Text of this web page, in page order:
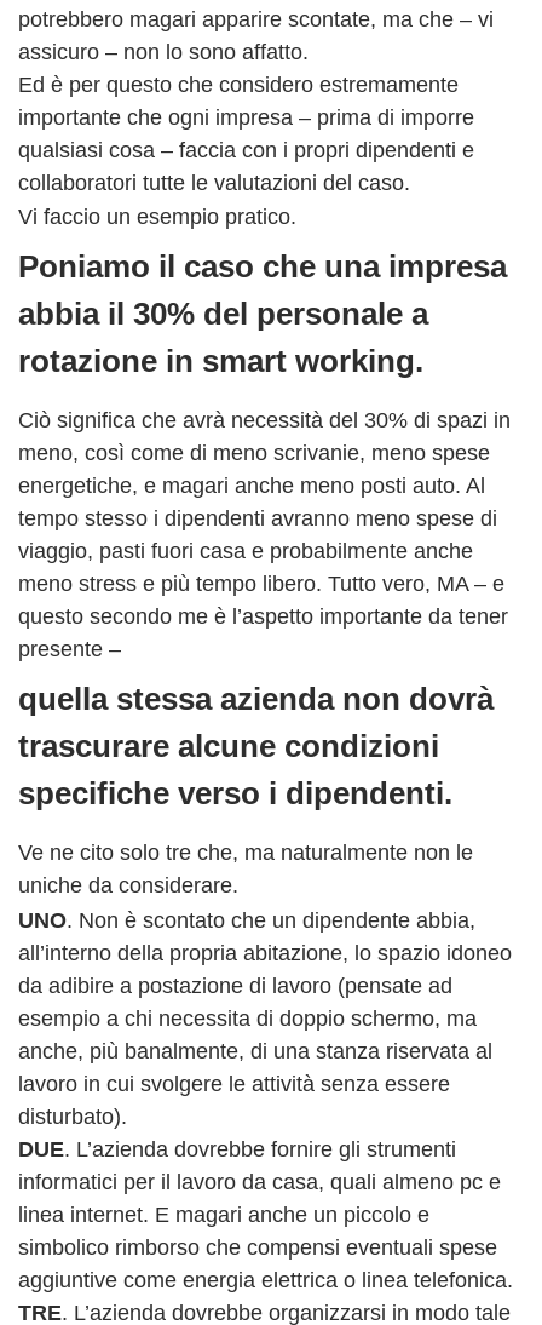
potrebbero magari apparire scontate, ma che – vi
assicuro – non lo sono affatto.
Ed è per questo che considero estremamente
importante che ogni impresa – prima di imporre
qualsiasi cosa – faccia con i propri dipendenti e
collaboratori tutte le valutazioni del caso.
Vi faccio un esempio pratico.
Poniamo il caso che una impresa
abbia il 30% del personale a
rotazione in smart working.
Ciò significa che avrà necessità del 30% di spazi in
meno, così come di meno scrivanie, meno spese
energetiche, e magari anche meno posti auto. Al
tempo stesso i dipendenti avranno meno spese di
viaggio, pasti fuori casa e probabilmente anche
meno stress e più tempo libero. Tutto vero, MA – e
questo secondo me è l’aspetto importante da tener
presente –
quella stessa azienda non dovrà
trascurare alcune condizioni
specifiche verso i dipendenti.
Ve ne cito solo tre che, ma naturalmente non le
uniche da considerare.
UNO. Non è scontato che un dipendente abbia,
all’interno della propria abitazione, lo spazio idoneo
da adibire a postazione di lavoro (pensate ad
esempio a chi necessita di doppio schermo, ma
anche, più banalmente, di una stanza riservata al
lavoro in cui svolgere le attività senza essere
disturbato).
DUE. L’azienda dovrebbe fornire gli strumenti
informatici per il lavoro da casa, quali almeno pc e
linea internet. E magari anche un piccolo e
simbolico rimborso che compensi eventuali spese
aggiuntive come energia elettrica o linea telefonica.
TRE. L’azienda dovrebbe organizzarsi in modo tale